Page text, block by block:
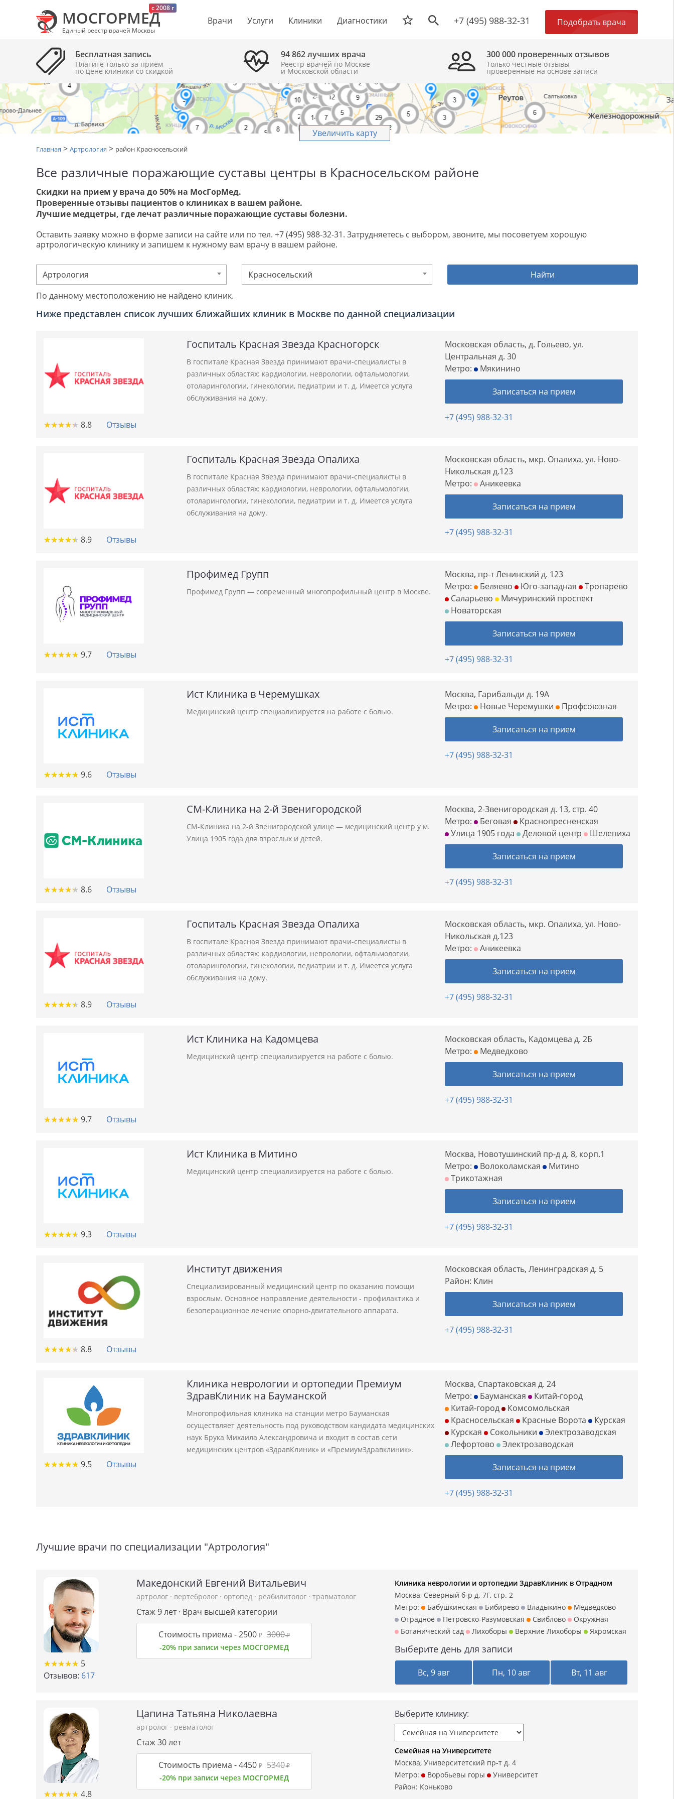
c 2008 г
МОСГОРМЕД
Единый реестр врачей Москвы
Врачи Услуги Клиники Диагностики +7 (495) 988-32-31 Подобрать врача
Бесплатная запись
Платите только за приём
по цене клиники cо скидкой
94 862 лучших врача
Реестр врачей по Москве
и Московской области
300 000 проверенных отзывов
Только честные отзывы
проверенные на основе записи
Увеличить карту
Главная > Артрология > район Красносельский
Все различные поражающие суставы центры в Красносельском районе
Скидки на прием у врача до 50% на МосГорМед.
Проверенные отзывы пациентов о клиниках в вашем районе.
Лучшие медцетры, где лечат различные поражающие суставы болезни.
Оставить заявку можно в форме записи на сайте или по тел. +7 (495) 988-32-31. Затрудняетесь с выбором, звоните, мы посоветуем хорошую
артрологическую клинику и запишем к нужному вам врачу в вашем районе.
Артрология Красносельский
Найти
По данному местоположению не найдено клиник.
Ниже представлен список лучших ближайших клиник в Москве по данной специализации
★★★★★
★★★★★ 8.8 Отзывы
Госпиталь Красная Звезда Красногорск
В госпитале Красная Звезда принимают врачи-специалисты в
различных областях: кардиологии, неврологии, офтальмологии,
отоларингологии, гинекологии, педиатрии и т. д. Имеется услуга
обслуживания на дому.
Московская область, д. Гольево, ул.
Центральная д. 30
Метро:
Мякинино
Записаться на прием
+7 (495) 988-32-31
★★★★★
★★★★★ 8.9 Отзывы
Госпиталь Красная Звезда Опалиха
В госпитале Красная Звезда принимают врачи-специалисты в
различных областях: кардиологии, неврологии, офтальмологии,
отоларингологии, гинекологии, педиатрии и т. д. Имеется услуга
обслуживания на дому.
Московская область, мкр. Опалиха, ул. Ново-
Никольская д.123
Метро:
Аникеевка
Записаться на прием
+7 (495) 988-32-31
★★★★★
★★★★★ 9.7 Отзывы
Профимед Групп
Профимед Групп — современный многопрофильный центр в Москве.
Москва, пр-т Ленинский д. 123
Метро:
Беляево Юго-западная
Тропарево
Саларьево
Мичуринский проспект
Новаторская
Записаться на прием
+7 (495) 988-32-31
★★★★★
★★★★★ 9.6 Отзывы
Ист Клиника в Черемушках
Медицинский центр специализируется на работе с болью.
Москва, Гарибальди д. 19А
Метро:
Новые Черемушки Профсоюзная
Записаться на прием
+7 (495) 988-32-31
★★★★★
★★★★★ 8.6 Отзывы
СМ-Клиника на 2-й Звенигородской
СМ-Клиника на 2-й Звенигородской улице — медицинский центр у м.
Улица 1905 года для взрослых и детей.
Москва, 2-Звенигородская д. 13, стр. 40
Метро:
Беговая
Краснопресненская
Улица 1905 года
Деловой центр Шелепиха
Записаться на прием
+7 (495) 988-32-31
★★★★★
★★★★★ 8.9 Отзывы
Госпиталь Красная Звезда Опалиха
В госпитале Красная Звезда принимают врачи-специалисты в
различных областях: кардиологии, неврологии, офтальмологии,
отоларингологии, гинекологии, педиатрии и т. д. Имеется услуга
обслуживания на дому.
Московская область, мкр. Опалиха, ул. Ново-
Никольская д.123
Метро:
Аникеевка
Записаться на прием
+7 (495) 988-32-31
★★★★★
★★★★★ 9.7 Отзывы
Ист Клиника на Кадомцева
Медицинский центр специализируется на работе с болью.
Московская область, Кадомцева д. 2Б
Метро:
Медведково
Записаться на прием
+7 (495) 988-32-31
★★★★★
★★★★★ 9.3 Отзывы
Ист Клиника в Митино
Медицинский центр специализируется на работе с болью.
Москва, Новотушинский пр-д д. 8, корп.1
Метро:
Волоколамская
Митино
Трикотажная
Записаться на прием
+7 (495) 988-32-31
★★★★★
★★★★★ 8.8 Отзывы
Институт движения
Специализированный медицинский центр по оказанию помощи
взрослым. Основное направление деятельности - профилактика и
безоперационное лечение опорно-двигательного аппарата.
Московская область, Ленинградская д. 5
Район: Клин
Записаться на прием
+7 (495) 988-32-31
★★★★★
★★★★★ 9.5 Отзывы
Клиника неврологии и ортопедии Премиум
ЗдравКлиник на Бауманской
Многопрофильная клиника на станции метро Бауманская
осуществляет деятельность под руководством кандидата медицинских
наук Брука Михаила Александровича и входит в состав сети
медицинских центров «ЗдравКлиник» и «ПремиумЗдравклиник».
Москва, Спартаковская д. 24
Метро:
Бауманская
Китай-город
Китай-город
Комсомольская
Красносельская
Красные Ворота
Курская
Курская
Сокольники
Электрозаводская
Лефортово
Электрозаводская
Записаться на прием
+7 (495) 988-32-31
Лучшие врачи по специализации "Артрология"
★★★★★
★★★★★ 5
Отзывов: 617
Македонский Евгений Витальевич
артролог · вертебролог · ортопед · реабилитолог · травматолог
Стаж 9 лет · Врач высшей категории
Стоимость приема -2500 ₽ 3000₽
-20% при записи через МОСГОРМЕД
Клиника неврологии и ортопедии ЗдравКлиник в Отрадном
Москва, Северный б-р д. 7Г, стр. 2
Метро:
Бабушкинская Бибирево Владыкино
Медведково
Отрадное
Петровско-Разумовская Свиблово
Окружная
Ботанический сад
Лихоборы Верхние Лихоборы Яхромская
Выберите день для записи
Вс, 9 авг Пн, 10 авг Вт, 11 авг
★★★★★
★★★★★ 4.8
Цапина Татьяна Николаевна
артролог · ревматолог
Стаж 30 лет
Стоимость приема -4450 ₽ 5340₽
-20% при записи через МОСГОРМЕД
Выберите клинику:
Семейная на Университете
Москва, Университетский пр-т д. 4
Метро:
Воробьевы горы
Университет
Район: Коньково